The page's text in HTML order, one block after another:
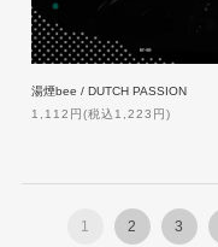
湯煙bee / DUTCH PASSION
1,112円(税込1,223円)
1 2 3